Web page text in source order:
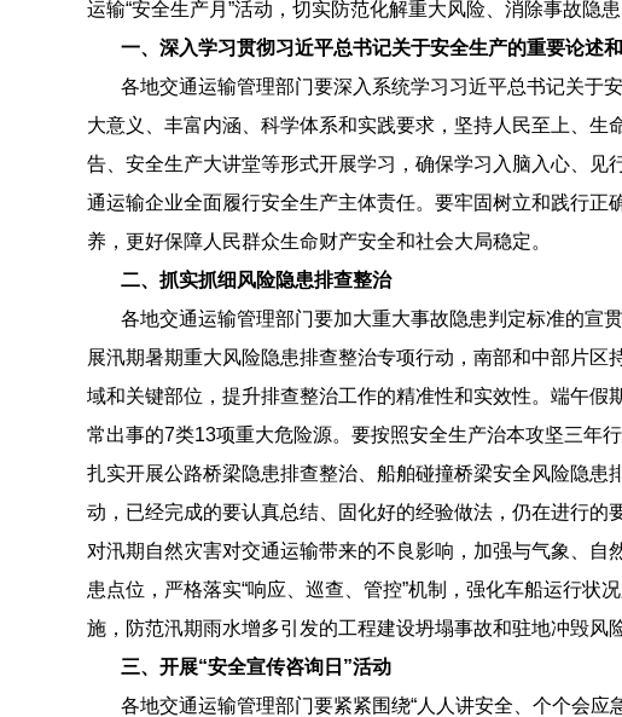
运输“安全生产月”活动，切实防范化解重大风险、消除事故隐
一、深入学习贯彻习近平总书记关于安全生产的重要论述
各地交通运输管理部门要深入系统学习习近平总书记关于
大意义、丰富内涵、科学体系和实践要求，坚持人民至上、
告、安全生产大讲堂等形式开展学习，确保学习入脑入心、
通运输企业全面履行安全生产主体责任。要牢固树立和践行
养，更好保障人民群众生命财产安全和社会大局稳定。
二、抓实抓细风险隐患排查整治
各地交通运输管理部门要加大重大事故隐患判定标准的宣
展汛期暑期重大风险隐患排查整治专项行动，南部和中部片
域和关键部位，提升排查整治工作的精准性和实效性。端午假
常出事的7类13项重大危险源。要按照安全生产治本攻坚三年
扎实开展公路桥梁隐患排查整治、船舶碰撞桥梁安全风险隐患
动，已经完成的要认真总结、固化好的经验做法，仍在进行
对汛期自然灾害对交通运输带来的不良影响，加强与气象、
患点位，严格落实“响应、巡查、管控”机制，强化车船运行状
施，防范汛期雨水增多引发的工程建设坍塌事故和驻地冲毁风险
三、开展“安全宣传咨询日”活动
各地交通运输管理部门要紧紧围绕“人人讲安全、个个会